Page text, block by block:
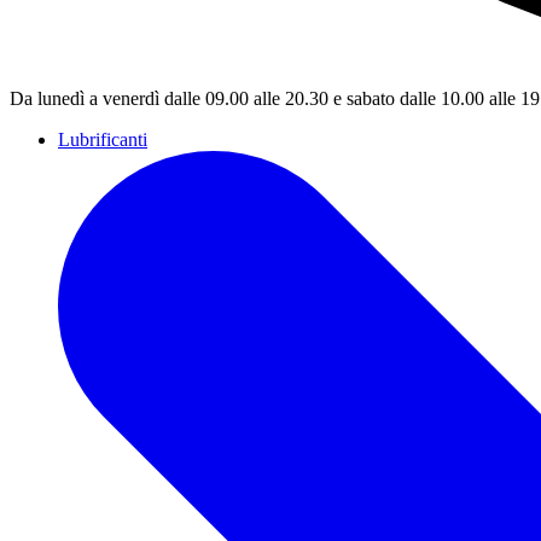
Da lunedì a venerdì dalle 09.00 alle 20.30 e sabato dalle 10.00 alle
Lubrificanti